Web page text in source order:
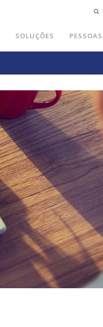
SOLUÇÕES PESSOAS